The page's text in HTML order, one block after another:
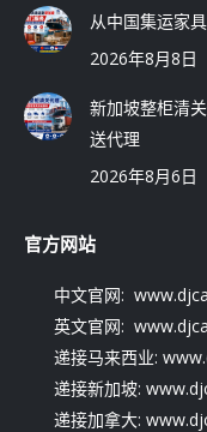
从中国集运家
2026年8月8日
新加坡整柜清
送代理
2026年8月6日
官方网站
中文官网:
英文官网:
递接马来西业:
递接新加坡:
递接加拿大: